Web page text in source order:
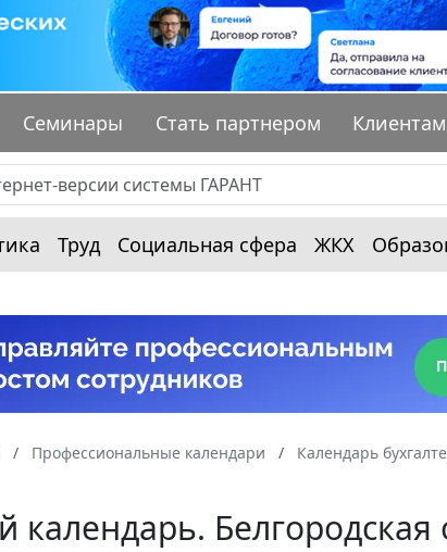
Семинары Стать партнером Клиентам
Труд Социальная сфера ЖКХ
Профессиональные календари Календарь
календарь. Белгородская